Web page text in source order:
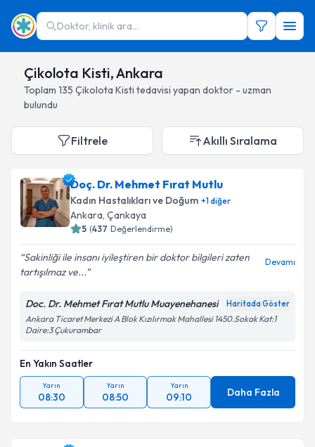
Doktor, klinik ara...
Çikolota Kisti, Ankara
Toplam 135 Çikolota Kisti tedavisi yapan doktor - uzman
bulundu
Filtrele Akıllı Sıralama
Doç. Dr. Mehmet Fırat Mutlu
Kadın Hastalıkları ve Doğum +1diğer
Ankara, Çankaya
5 (437 Değerlendirme)
Sakinliği ile insanı iyileştiren bir doktor bilgileri zaten
tartışılmaz ve...
Devamı
Doc. Dr. Mehmet Fırat Mutlu Muayenehanesi Haritada Göster
Ankara Ticaret Merkezi A Blok Kızılırmak Mahallesi 1450.Sokak Kat:1
Daire:3 Çukurambar
En Yakın Saatler
Yarın
08:30
Yarın
08:50
Yarın
09:10 Daha Fazla